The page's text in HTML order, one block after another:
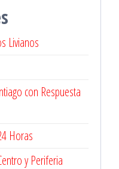
Livianos
con Respuesta
Horas
y Periferia